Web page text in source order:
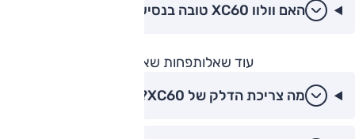
האם וולוו XC60 טובה בנסיעה על שבילים?
עוד שאלותפחות שאלות
מה צריכת הדלק של XC60?